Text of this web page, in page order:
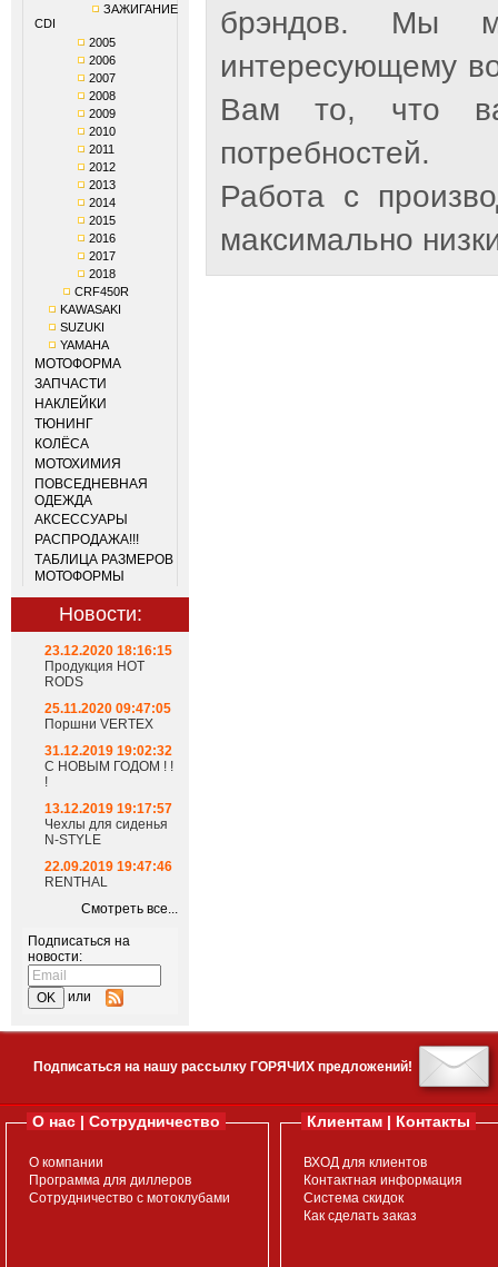
ЗАЖИГАНИЕ
CDI
2005
2006
2007
2008
2009
2010
2011
2012
2013
2014
2015
2016
2017
2018
CRF450R
KAWASAKI
SUZUKI
YAMAHA
МОТОФОРМА
ЗАПЧАСТИ
НАКЛЕЙКИ
ТЮНИНГ
КОЛЁСА
МОТОХИМИЯ
ПОВСЕДНЕВНАЯ
ОДЕЖДА
АКСЕССУАРЫ
РАСПРОДАЖА!!!
ТАБЛИЦА РАЗМЕРОВ
МОТОФОРМЫ
Новости:
23.12.2020 18:16:15
Продукция HOT
RODS
25.11.2020 09:47:05
Поршни VERTEX
31.12.2019 19:02:32
С НОВЫМ ГОДОМ ! !
!
13.12.2019 19:17:57
Чехлы для сиденья
N-STYLE
22.09.2019 19:47:46
RENTHAL
Смотреть все...
Подписаться на
новости:
или
брэндов. Мы
интересующему
Вам то, что
потребностей.
Работа с
максимально
Подписаться на нашу рассылку ГОРЯЧИХ предложений!
О нас | Сотрудничество
О компании
Программа для диллеров
Сотрудничество с мотоклубами
Клиентам | Контакты
ВХОД для клиентов
Контактная информация
Система скидок
Как сделать заказ